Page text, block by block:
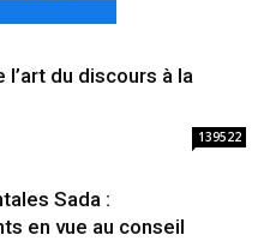
l’art du discours à la
139522
Sada :
en vue au conseil